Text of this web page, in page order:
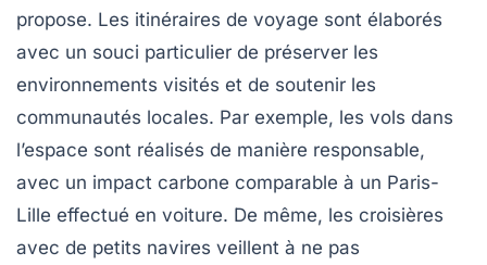
propose. Les itinéraires de voyage sont élaborés
avec un souci particulier de préserver les
environnements visités et de soutenir les
communautés locales. Par exemple, les vols dans
l’espace sont réalisés de manière responsable,
avec un impact carbone comparable à un Paris-
Lille effectué en voiture. De même, les croisières
avec de petits navires veillent à ne pas